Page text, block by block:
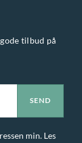
tilbud på
min. Les